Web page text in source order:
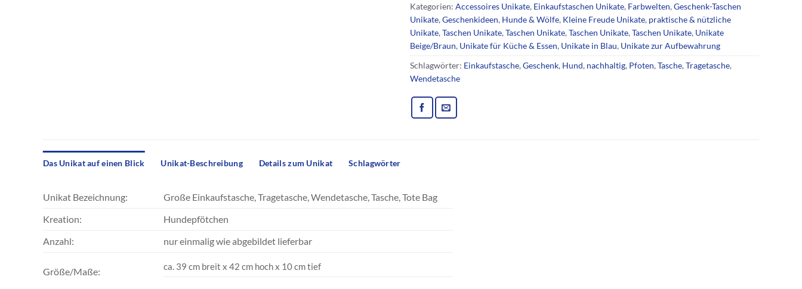
Kategorien: Accessoires Unikate, Einkaufstaschen Unikate, Farbwelten,Geschenk-Taschen
Unikate,Geschenkideen, Hunde & Wölfe, Kleine Freude Unikate, praktische & nützliche
Unikate,Taschen Unikate,Taschen Unikate,Taschen Unikate,Taschen Unikate, Unikate
Beige/Braun, Unikate für Küche & Essen, Unikate in Blau, Unikate zur Aufbewahrung
Schlagwörter: Einkaufstasche,Geschenk, Hund, nachhaltig, Pfoten,Tasche,Tragetasche,
Wendetasche
Das Unikat auf einen Blick Unikat-Beschreibung Details zum Unikat Schlagwörter
Unikat Bezeichnung:
Große Einkaufstasche, Tragetasche, Wendetasche, Tasche, Tote Bag
Kreation:
Hundepfötchen
Anzahl:
nur einmalig wie abgebildet lieferbar
Größe/Maße: ca. 39 cm breit x 42 cm hoch x 10 cm tief